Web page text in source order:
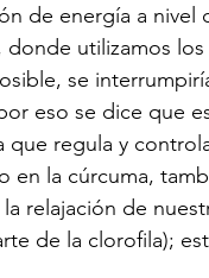
de energía a nivel
donde utilizamos
se
eso se dice que
que regula y
en la cúrcuma,
la relajación de
de la clorofila);